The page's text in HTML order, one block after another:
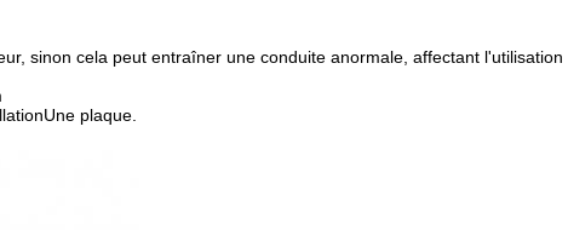
sinon cela peut entraîner une conduite anormale, affectant l'utilisation
Une plaque.